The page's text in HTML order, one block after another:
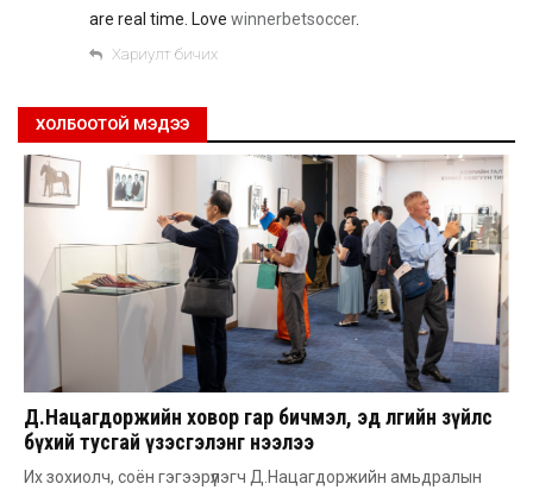
are real time. Love winnerbetsoccer.
Хариулт бичих
ХОЛБООТОЙ МЭДЭЭ
Д.Нацагдоржийн ховор гар бичмэл, эд өлгийн зүйлс
бүхий тусгай үзэсгэлэнг нээлээ
Их зохиолч, соён гэгээрүүлэгч Д.Нацагдоржийн амьдралын